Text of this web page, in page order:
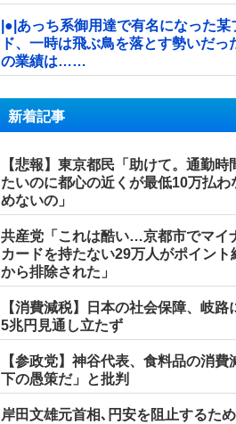
|●|あっち系御用達で有名になった某
ド、一時は飛ぶ鳥を落とす勢いだっ
の業績は……
新着記事
【悲報】東京都民「助けて。通勤時
たいのに都心の近くが最低10万払わ
めないの」
共産党「これは酷い…京都市でマイ
カードを持たない29万人がポイント
から排除された」
【消費減税】日本の社会保障、岐
5兆円見通し立たず
【参政党】神谷代表、食料品の消費
下の愚策だ」と批判
岸田文雄元首相､円安を阻止するた